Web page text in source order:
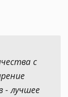
с
- лучшее